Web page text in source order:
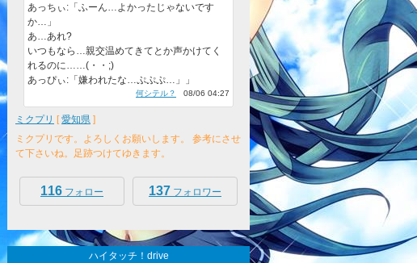
あっちぃ:「ふーん…よかったじゃないです
か…」
あ…あれ?
いつもなら…親交温めてきてとか声かけてく
れるのに……(・・;)
あっぴぃ:「嫌われたな…ぷぷぷ…」」
何シテル？ 08/06 04:27
ミクプリ [愛知県 ]
ミクプリです。よろしくお願いします。 参考にさせ
て下さいね。足跡つけてゆきます。
116 フォロー 137 フォロワー
ハイタッチ！drive